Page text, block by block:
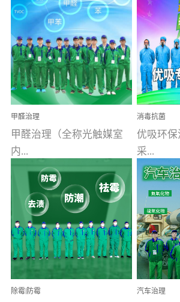
甲醛治理
甲醛治理（全称光触媒室
内...
空气污染净化治理）工业
文明的进步，创造了多姿
多彩的家居产品和生活情
调，但也带来了以甲醛为
首的室内...
消毒抗菌
优吸环保
采...
用行业
液，具备
毒的功
99.99%
液来说
除霉|防霉 汽车治理